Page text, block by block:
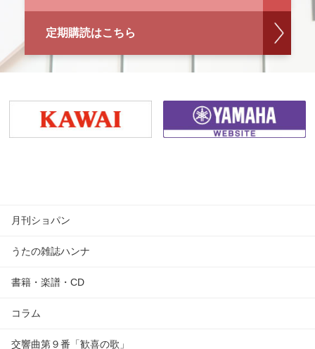
定期購読はこちら
月刊ショパン
うたの雑誌ハンナ
書籍・楽譜・CD
コラム
交響曲第９番「歓喜の歌」